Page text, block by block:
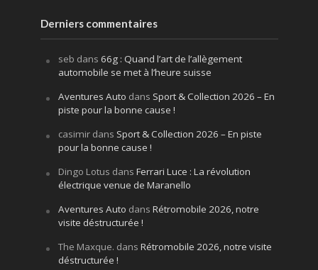
Derniers commentaires
seb dans 66g : Quand l’art de l’allègement
automobile se met à l’heure suisse
Aventures Auto dans Sport & Collection 2026 – En
piste pour la bonne cause !
casimirdans Sport & Collection 2026 – En piste
pour la bonne cause !
Dingo Lotus dans Ferrari Luce : La révolution
électrique venue de Maranello
Aventures Auto dans Rétromobile 2026, notre
visite déstructurée !
The Maxque. dans Rétromobile 2026, notre visite
déstructurée !